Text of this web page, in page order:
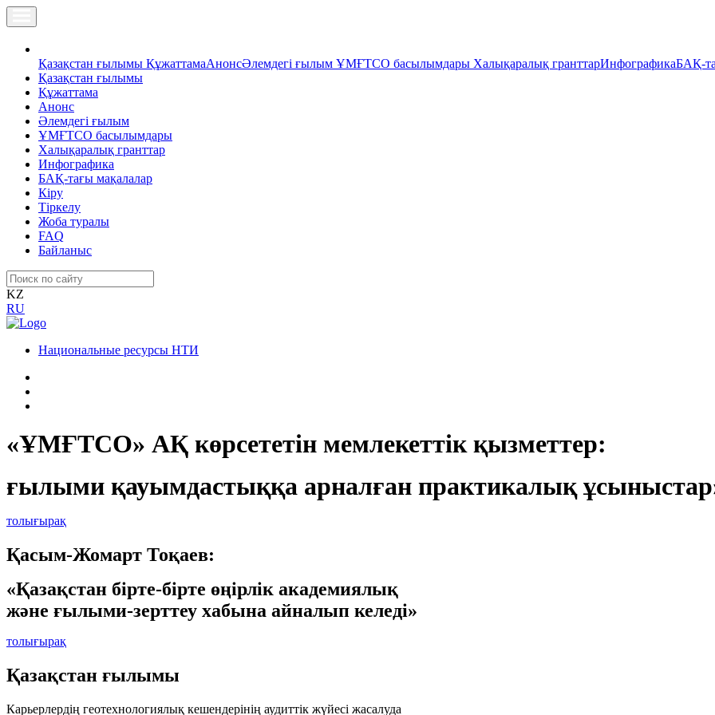
Қазақстан ғылымы ҚұжаттамаАнонсӘлемдегі ғылым ҰМҒТСО басылымдары Халықаралық гранттарИнфографикаБАҚ-
Қазақстан ғылымы
Құжаттама
Анонс
Әлемдегі ғылым
ҰМҒТСО басылымдары
Халықаралық гранттар
Инфографика
БАҚ-тағы мақалалар
Кіру
Тіркелу
Жоба туралы
FAQ
Байланыс
KZ
RU
Национальные ресурсы НТИ
«ҰМҒТСО» АҚ көрсететін мемлекеттік қызметтер:
ғылыми қауымдастыққа арналған практикалық
толығырақ
Қасым-Жомарт Тоқаев:
«Қазақстан бірте-бірте өңірлік академиялық
және ғылыми-зерттеу хабына айналып келеді»
толығырақ
Қазақстан ғылымы
Карьерлердің геотехнологиялық кешендерінің аудиттік жүйесі жасалуда